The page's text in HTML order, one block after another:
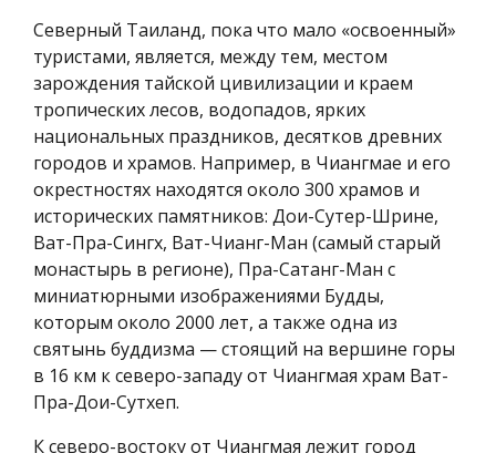
Северный Таиланд, пока что мало «освоенный»
туристами, является, между тем, местом
зарождения тайской цивилизации и краем
тропических лесов, водопадов, ярких
национальных праздников, десятков древних
городов и храмов. Например, в Чиангмае и его
окрестностях находятся около 300 храмов и
исторических памятников: Дои-Сутер-Шрине,
Ват-Пра-Сингх, Ват-Чианг-Ман (самый старый
монастырь в регионе), Пра-Сатанг-Ман с
миниатюрными изображениями Будды,
которым около 2000 лет, а также одна из
святынь буддизма — стоящий на вершине горы
в 16 км к северо-западу от Чиангмая храм Ват-
Пра-Дои-Сутхеп.
К северо-востоку от Чиангмая лежит город